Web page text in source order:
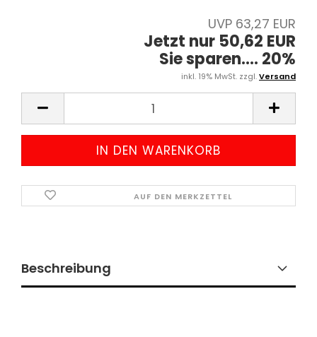
UVP 63,27 EUR
Jetzt nur 50,62 EUR
Sie sparen.... 20%
inkl. 19% MwSt. zzgl.Versand
AUF DEN MERKZETTEL
Beschreibung